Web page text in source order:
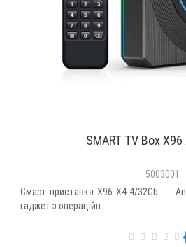
SMART TV Box
5003001
Смарт приставка X96 X4 4/32Gb
гаджет з операційн..